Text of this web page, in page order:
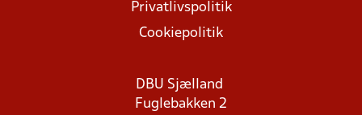
Privatlivspolitik
Cookiepolitik
DBU Sjælland
Fuglebakken 2